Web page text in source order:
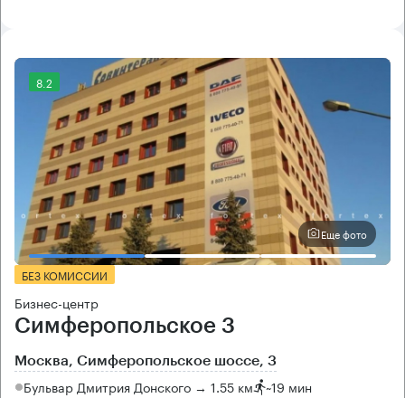
8.2
Еще фото
БЕЗ КОМИССИИ
Бизнес-центр
Симферопольское 3
Москва, Симферопольское шоссе, 3
Бульвар Дмитрия Донского → 1.55 км ~19 мин